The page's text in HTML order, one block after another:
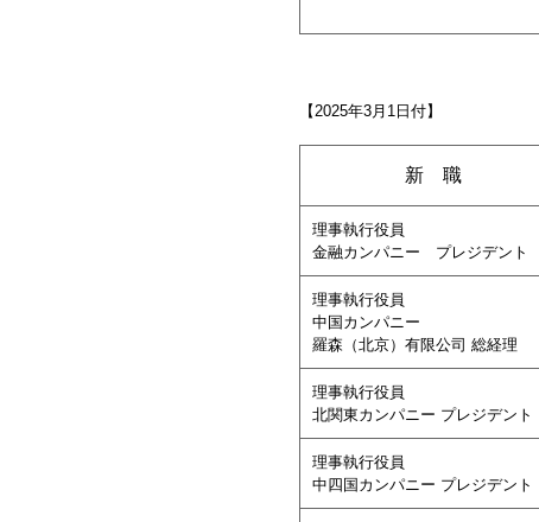
【2025年3月1日付】
新 職
理事執行役員
金融カンパニー プレジデント
理事執行役員
中国カンパニー
羅森（北京）有限公司 総経理
理事執行役員
北関東カンパニー プレジデント
理事執行役員
中四国カンパニー プレジデント